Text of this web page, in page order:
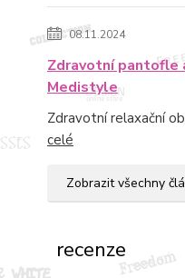
08.11.2024
Zdravotní pantofle
Medistyle
Zdravotní relaxační
celé
Zobrazit všechny
recenze